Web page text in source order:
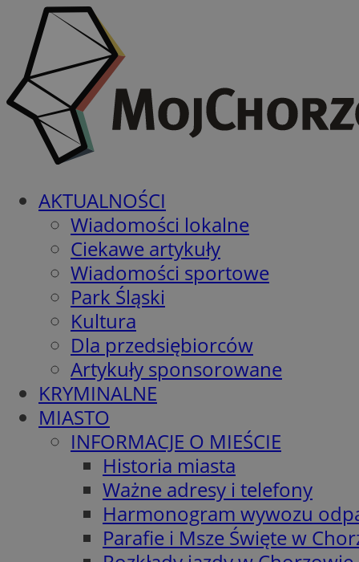
AKTUALNOŚCI
Wiadomości lokalne
Ciekawe artykuły
Wiadomości sportowe
Park Śląski
Kultura
Dla przedsiębiorców
Artykuły sponsorowane
KRYMINALNE
MIASTO
INFORMACJE O MIEŚCIE
Historia miasta
Ważne adresy i telefony
Harmonogram wywozu
Parafie i Msze Święte w